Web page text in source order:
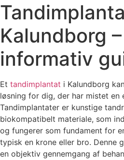
Kalundborg –
informativ
Et tandimplantat i Kalundborg
løsning for dig, der har mistet en
Tandimplantater er kunstige
biokompatibelt materiale, som
og fungerer som fundament for
typisk en krone eller bro. Denne
en objektiv gennemgang af